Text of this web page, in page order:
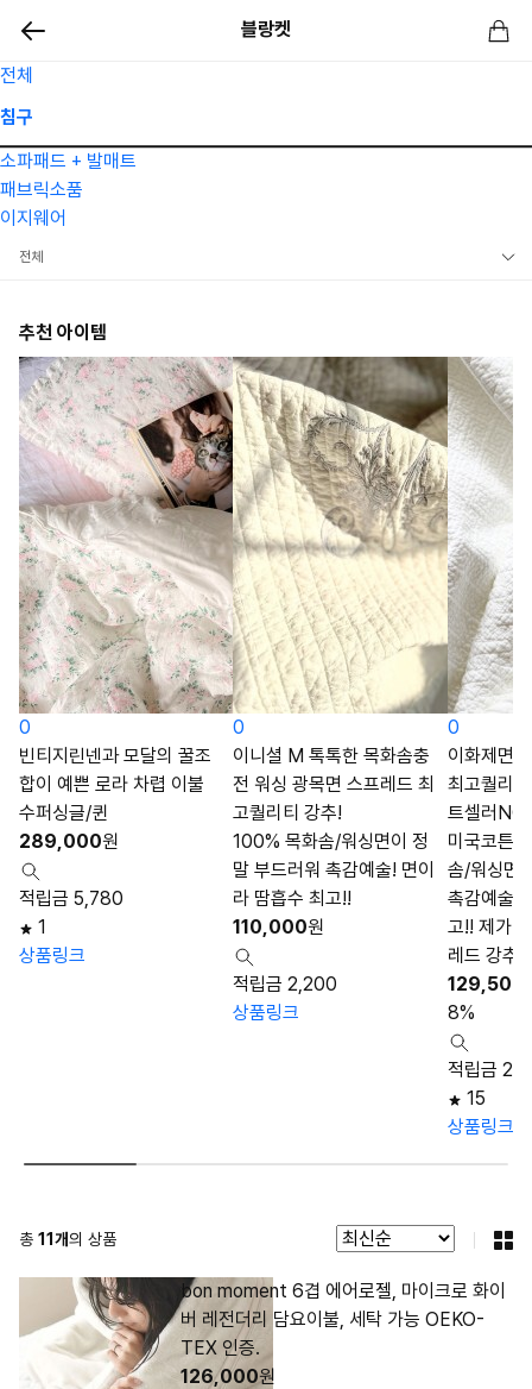
블랑켓
전체
침구
소파패드 + 발매트
패브릭소품
이지웨어
전체
스프레드(이불겸용)
블랑켓
추천 아이템
0
빈티지린넨과 모달의 꿀조
합이 예쁜 로라 차렵 이불
수퍼싱글/퀸
289,000원
적립금 5,780
1
상품링크
0
이니셜 M 톡톡한 목화솜충
전 워싱 광목면 스프레드 최
고퀄리티 강추!
100% 목화솜/워싱면이 정
말 부드러워 촉감예술! 면이
라 땀흡수 최고!!
110,000원
적립금 2,200
상품링크
0
이화제면
최고퀄리
트셀러
미국코튼
솜/워싱면
촉감예술!
고!! 제가
레드 강추
129,500
8%
적립금
15
상품링크
총 11 개의 상품
bon moment 6겹 에어로젤, 마이크로 화이
버 레전더리 담요이불, 세탁 가능 OEKO-
TEX 인증.
126,000원